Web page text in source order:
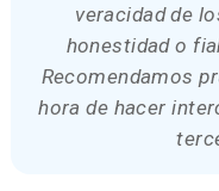
veracidad de
honestidad o
Recomendamos
hora de hacer